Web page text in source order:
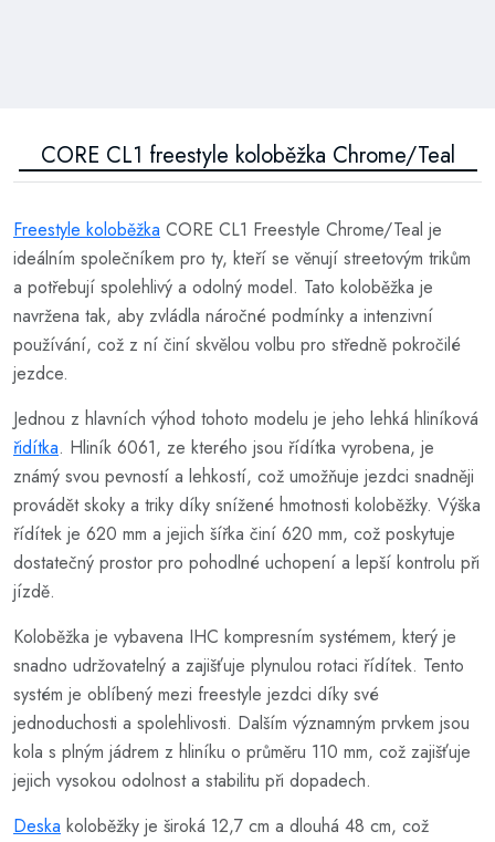
CORE CL1 freestyle koloběžka Chrome/Teal
Freestyle koloběžka CORE CL1 Freestyle Chrome/Teal je
ideálním společníkem pro ty, kteří se věnují streetovým trikům
a potřebují spolehlivý a odolný model. Tato koloběžka je
navržena tak, aby zvládla náročné podmínky a intenzivní
používání, což z ní činí skvělou volbu pro středně pokročilé
jezdce.
Jednou z hlavních výhod tohoto modelu je jeho lehká hliníková
řidítka. Hliník 6061, ze kterého jsou řídítka vyrobena, je
známý svou pevností a lehkostí, což umožňuje jezdci snadněji
provádět skoky a triky díky snížené hmotnosti koloběžky. Výška
řídítek je 620 mm a jejich šířka činí 620 mm, což poskytuje
dostatečný prostor pro pohodlné uchopení a lepší kontrolu při
jízdě.
Koloběžka je vybavena IHC kompresním systémem, který je
snadno udržovatelný a zajišťuje plynulou rotaci řídítek. Tento
systém je oblíbený mezi freestyle jezdci díky své
jednoduchosti a spolehlivosti. Dalším významným prvkem jsou
kola s plným jádrem z hliníku o průměru 110 mm, což zajišťuje
jejich vysokou odolnost a stabilitu při dopadech.
Deska koloběžky je široká 12,7 cm a dlouhá 48 cm, což